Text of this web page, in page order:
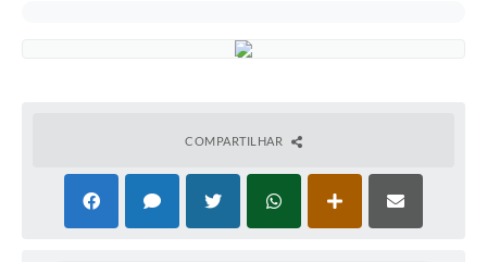
COMPARTILHAR